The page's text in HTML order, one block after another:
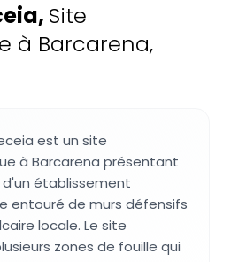
, Site
à Barcarena,
est un site
à Barcarena présentant
établissement
entouré de murs défensifs
locale. Le site
zones de fouille qui